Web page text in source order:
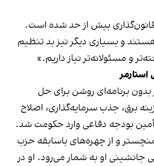
بیش از حد شده است.
و بسیاری دیگر نیز بد تنظیم
و مسئولانه‌تر نیاز داریم.»
بدون برنامه‌ای روشن برای حل
برق، جذب سرمایه‌گذاری، اصلاح
بودجه دفاعی وارد حکومت شد.
منچستر و از چهره‌های باسابقه حزب
جانشینی او به شمار می‌رود. او در